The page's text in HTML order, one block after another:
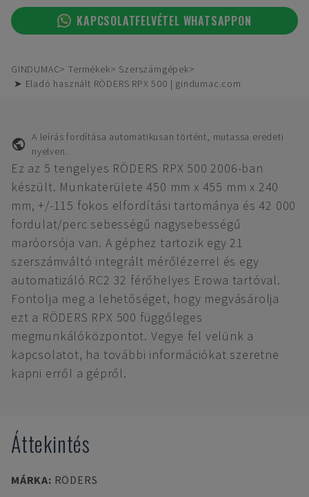
KAPCSOLATFELVÉTEL WHATSAPPON
GINDUMAC Termékek
Szerszámgépek
➤ Eladó használt RÖDERS RPX 500 | gindumac.com
A leírás fordítása automatikusan történt, mutassa eredeti
nyelven.
Ez az 5 tengelyes RÖDERS RPX 500 2006-ban
készült. Munkaterülete 450 mm x 455 mm x 240
mm, +/-115 fokos elfordítási tartománya és 42 000
fordulat/perc sebességű nagysebességű
maróorsója van. A géphez tartozik egy 21
szerszámváltó integrált mérőlézerrel és egy
automatizáló RC2 32 férőhelyes Erowa tartóval.
Fontolja meg a lehetőséget, hogy megvásárolja
ezt a RÖDERS RPX 500 függőleges
megmunkálóközpontot. Vegye fel velünk a
kapcsolatot, ha további információkat szeretne
kapni erről a gépről.
Áttekintés
MÁRKA: RÖDERS